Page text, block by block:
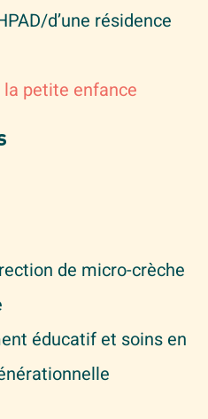
d’une résidence
petite enfance
de micro-crèche
éducatif et soins en